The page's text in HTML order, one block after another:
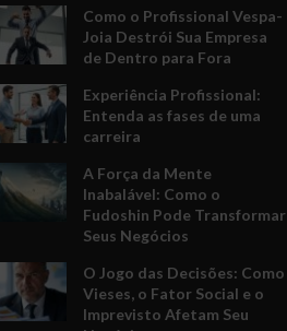
Como o Profissional Vespa-
Joia Destrói Sua Empresa
de Dentro para Fora
Experiência Profissional:
Entenda as fases de uma
carreira
A Força da Mente
Inabalável: Como o
Fudoshin Pode Transformar
Seus Negócios
O Jogo das Decisões: Como
Vieses, o Fator Social e o
Imprevisto Afetam Seu